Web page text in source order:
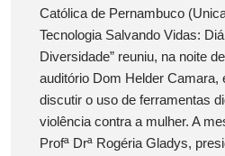
Católica de Pernambuco
Tecnologia Salvando Vidas:
Diversidade” reuniu, na noite
auditório Dom Helder Camara,
discutir o uso de ferramentas
violência contra a mulher. A
Profª Drª Rogéria Gladys,